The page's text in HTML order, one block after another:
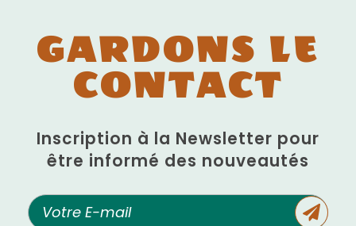
GARDONS LE
CONTACT
Inscription à la Newsletter pour
être informé des nouveautés